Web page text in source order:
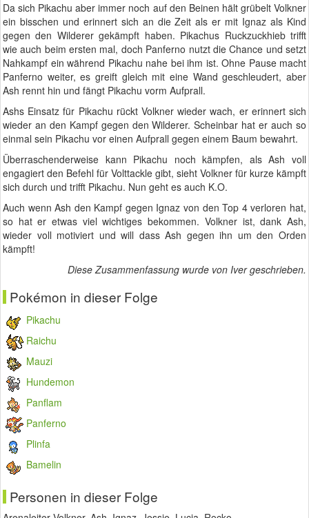
Da sich Pikachu aber immer noch auf den Beinen hält grübelt Volkner
ein bisschen und erinnert sich an die Zeit als er mit Ignaz als Kind
gegen den Wilderer gekämpft haben. Pikachus Ruckzuckhieb trifft
wie auch beim ersten mal, doch Panferno nutzt die Chance und setzt
Nahkampf ein während Pikachu nahe bei ihm ist. Ohne Pause macht
Panferno weiter, es greift gleich mit eine Wand geschleudert, aber
Ash rennt hin und fängt Pikachu vorm Aufprall.
Ashs Einsatz für Pikachu rückt Volkner wieder wach, er erinnert sich
wieder an den Kampf gegen den Wilderer. Scheinbar hat er auch so
einmal sein Pikachu vor einen Aufprall gegen einem Baum bewahrt.
Überraschenderweise kann Pikachu noch kämpfen, als Ash voll
engagiert den Befehl für Volttackle gibt, sieht Volkner für kurze kämpft
sich durch und trifft Pikachu. Nun geht es auch K.O.
Auch wenn Ash den Kampf gegen Ignaz von den Top 4 verloren hat,
so hat er etwas viel wichtiges bekommen. Volkner ist, dank Ash,
wieder voll motiviert und will dass Ash gegen ihn um den Orden
kämpft!
Diese Zusammenfassung wurde von Iver geschrieben.
Pokémon in dieser Folge
Pikachu
Raichu
Mauzi
Hundemon
Panflam
Panferno
Plinfa
Bamelin
Personen in dieser Folge